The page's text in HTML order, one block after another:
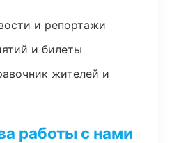
и репортажи
и билеты
жителей и
работы с нами